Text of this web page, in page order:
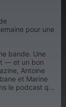
pour une
bande. Une
— et un bon
Antoine
et Marine
le podcast qui